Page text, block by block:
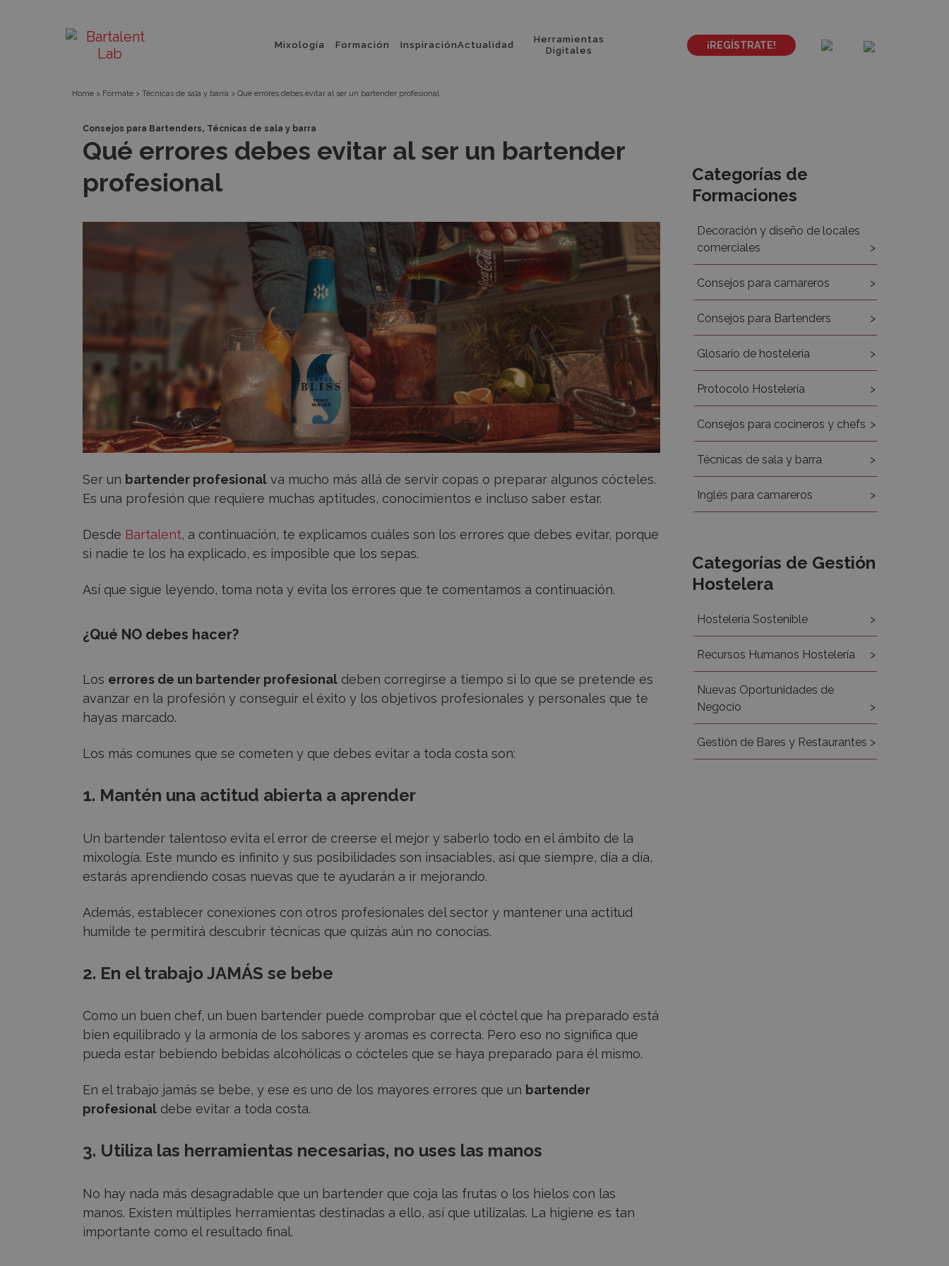
Bartalent
Lab
principal
Mixología Formación InspiraciónActualidad
Herramientas
Digitales
¡REGÍSTRATE!
Home > Fórmate > Técnicas de sala y barra > Qué errores debes evitar al ser un bartender profesional
Consejos para Bartenders, Técnicas de sala y barra
Qué errores debes evitar al ser un bartender
profesional
Ser un bartender profesional va mucho más allá de servir copas o preparar algunos cócteles.
Es una profesión que requiere muchas aptitudes, conocimientos e incluso saber estar.
Desde Bartalent, a continuación, te explicamos cuáles son los errores que debes evitar, porque
si nadie te los ha explicado, es imposible que los sepas.
Así que sigue leyendo, toma nota y evita los errores que te comentamos a continuación.
¿Qué NO debes hacer?
Los errores de un bartender profesional deben corregirse a tiempo si lo que se pretende es
avanzar en la profesión y conseguir el éxito y los objetivos profesionales y personales que te
hayas marcado.
Los más comunes que se cometen y que debes evitar a toda costa son:
1. Mantén una actitud abierta a aprender
Un bartender talentoso evita el error de creerse el mejor y saberlo todo en el ámbito de la
mixología. Este mundo es infinito y sus posibilidades son insaciables, así que siempre, día a día,
estarás aprendiendo cosas nuevas que te ayudarán a ir mejorando.
Además, establecer conexiones con otros profesionales del sector y mantener una actitud
humilde te permitirá descubrir técnicas que quizás aún no conocías.
2. En el trabajo JAMÁS se bebe
Como un buen chef, un buen bartender puede comprobar que el cóctel que ha preparado está
bien equilibrado y la armonía de los sabores y aromas es correcta. Pero eso no significa que
pueda estar bebiendo bebidas alcohólicas o cócteles que se haya preparado para él mismo.
En el trabajo jamás se bebe, y ese es uno de los mayores errores que un bartender
profesional debe evitar a toda costa.
3. Utiliza las herramientas necesarias, no uses las manos
No hay nada más desagradable que un bartender que coja las frutas o los hielos con las
manos. Existen múltiples herramientas destinadas a ello, así que utilízalas. La higiene es tan
importante como el resultado final.
Recursos
Categorías de
Formaciones
Decoración y diseño de locales
comerciales
Consejos para camareros
Consejos para Bartenders
Glosario de hostelería
Protocolo Hostelería
Consejos para cocineros y chefs
Técnicas de sala y barra
Inglés para camareros
Categorías de Gestión
Hostelera
Hostelería Sostenible
Recursos Humanos Hostelería
Nuevas Oportunidades de
Negocio
Gestión de Bares y Restaurantes